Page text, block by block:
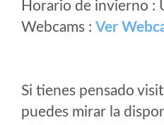
Horario de invierno :
Webcams : Ver
Si tienes pensado
puedes mirar la